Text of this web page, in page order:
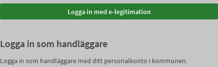
Logga in som handläggare
Logga in som handläggare med ditt personalkonto i kommunen.